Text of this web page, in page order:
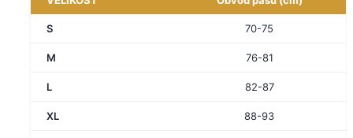
S 70-75
M 76-81
L 82-87
XL 88-93